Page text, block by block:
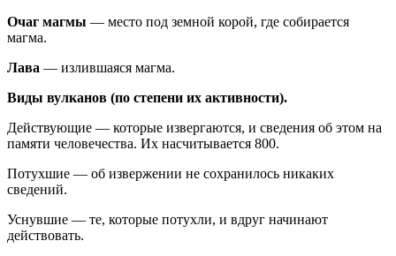
Очаг магмы — место под земной корой, где собирается
магма.
Лава — излившаяся магма.
Виды вулканов (по степени их активности).
Действующие — которые извергаются, и сведения об этом на
памяти человечества. Их насчитывается 800.
Потухшие — об извержении не сохранилось никаких
сведений.
Уснувшие — те, которые потухли, и вдруг начинают
действовать.